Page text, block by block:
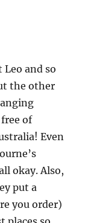
Leo and so
the other
of
Even
okay. Also,
put a
you order)